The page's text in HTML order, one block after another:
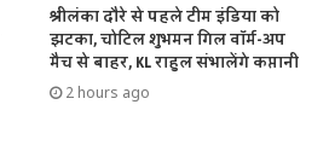
श्रीलंका दौरे से पहले टीम इंडिया को
झटका, चोटिल शुभमन गिल वॉर्म-अप
मैच से बाहर, KL राहुल संभालेंगे कप्तानी
2 hours ago